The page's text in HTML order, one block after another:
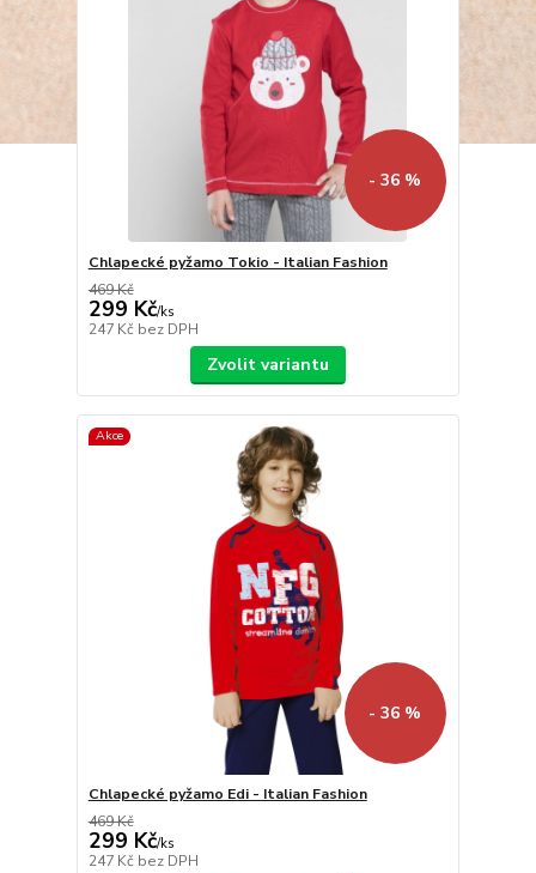
- 36 %
Chlapecké pyžamo Tokio - Italian Fashion
469 Kč
299 Kč/ks
247 Kč bez DPH
Zvolit variantu
Akce
- 36 %
Chlapecké pyžamo Edi - Italian Fashion
469 Kč
299 Kč/ks
247 Kč bez DPH